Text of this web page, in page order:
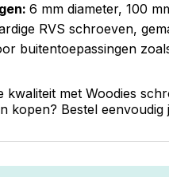
6 mm diameter, 100
RVS schroeven,
buitentoepassingen
kwaliteit met Woodies
kopen? Bestel